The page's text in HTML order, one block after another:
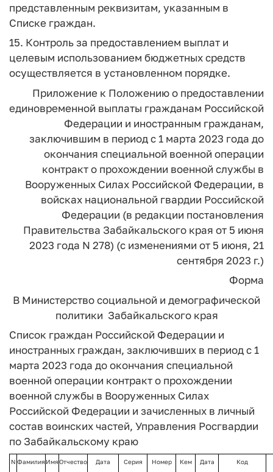
представленным реквизитам, указанным в
Списке граждан.
15. Контроль за предоставлением выплат и
целевым использованием бюджетных средств
осуществляется в установленном порядке.
Приложение к Положению о предоставлении
единовременной выплаты гражданам Российской
Федерации и иностранным гражданам,
заключившим в период с 1 марта 2023 года до
окончания специальной военной операции
контракт о прохождении военной службы в
Вооруженных Силах Российской Федерации, в
войсках национальной гвардии Российской
Федерации (в редакции постановления
Правительства Забайкальского края от 5 июня
2023 года N 278) (с изменениями от 5 июня, 21
сентября 2023 г.)
Форма
В Министерствосоциальной и демографической
политики Забайкальского края
Список граждан Российской Федерации и
иностранных граждан, заключивших в период с 1
марта 2023 года до окончания специальной
военной операции контракт о прохождении
военной службы в Вооруженных Силах
Российской Федерации и зачисленных в личный
состав воинских частей, Управления Росгвардии
по Забайкальскому краю
N Фамилия ИмяОтчество Дата Серия Номер Кем Дата Код